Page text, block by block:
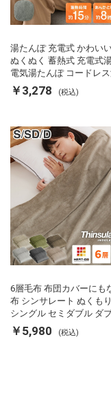
湯たんぽ 充電式 かわい
ぬくぬく 蓄熱式 充電式
電気湯たんぽ コードレス
ぽ エコ 節電 節約 省エネ
エコ電気あんか EWT-
￥3,278 (税込)
6層毛布 布団カバーにも
布 シンサレート ぬくも
シングル セミダブル ダ
ランケット 掛け布団カバ
ンネル 保温 蓄熱 吸湿 発
￥5,980 (税込)